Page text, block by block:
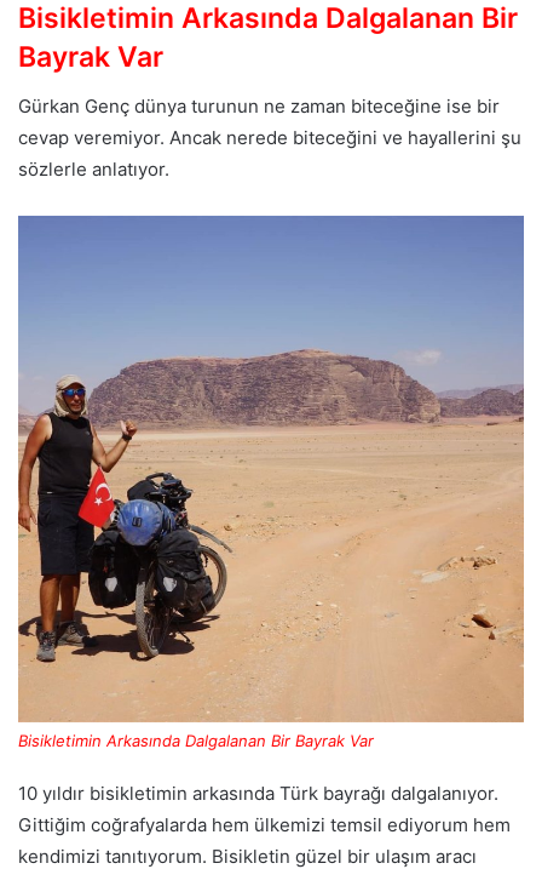
Bisikletimin Arkasında Dalgalanan Bir
Bayrak Var
Gürkan Genç dünya turunun ne zaman biteceğine ise bir
cevap veremiyor. Ancak nerede biteceğini ve hayallerini şu
sözlerle anlatıyor.
Bisikletimin Arkasında Dalgalanan Bir Bayrak Var
10 yıldır bisikletimin arkasında Türk bayrağı dalgalanıyor.
Gittiğim coğrafyalarda hem ülkemizi temsil ediyorum hem
kendimizi tanıtıyorum. Bisikletin güzel bir ulaşım aracı